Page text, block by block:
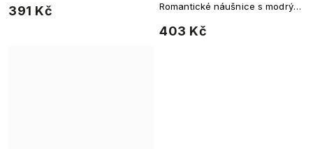
391 Kč
403 Kč
Romantické náušnice s modrým
rozzáří každý den.